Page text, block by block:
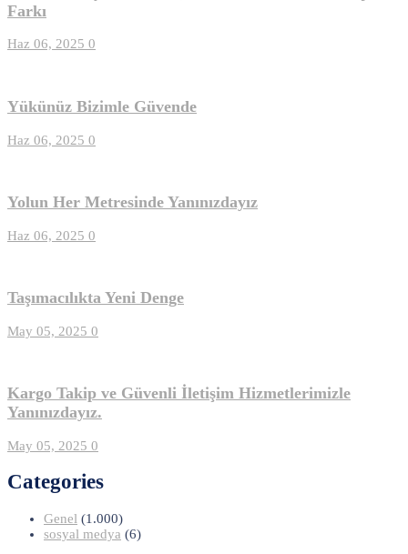
Farkı
Haz 06, 2025 0
Yükünüz Bizimle Güvende
Haz 06, 2025 0
Yolun Her Metresinde Yanınızdayız
Haz 06, 2025 0
Taşımacılıkta Yeni Denge
May 05, 2025 0
Kargo Takip ve Güvenli İletişim Hizmetlerimizle
Yanınızdayız.
May 05, 2025 0
Categories
Genel (1.000)
sosyal medya (6)